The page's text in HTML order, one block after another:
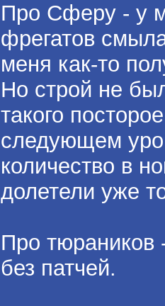
Про Сферу - у
фрегатов
меня как-то
Но строй не
такого
следующем
количество в
долетели уже
Про тюраников
без патчей.